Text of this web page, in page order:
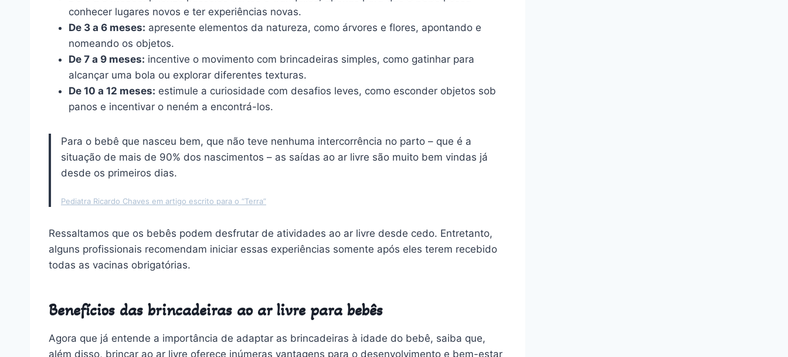
conhecer lugares novos e ter experiências novas.
De 3 a 6 meses: apresente elementos da natureza, como árvores e flores, apontando e
nomeando os objetos.
De 7 a 9 meses: incentive o movimento com brincadeiras simples, como gatinhar para
alcançar uma bola ou explorar diferentes texturas.
De 10 a 12 meses: estimule a curiosidade com desafios leves, como esconder objetos sob
panos e incentivar o neném a encontrá-los.
Para o bebê que nasceu bem, que não teve nenhuma intercorrência no parto – que é a
situação de mais de 90% dos nascimentos – as saídas ao ar livre são muito bem vindas já
desde os primeiros dias.
Pediatra Ricardo Chaves em artigo escrito para o “Terra”
Ressaltamos que os bebês podem desfrutar de atividades ao ar livre desde cedo. Entretanto,
alguns profissionais recomendam iniciar essas experiências somente após eles terem recebido
todas as vacinas obrigatórias.
Benefícios das brincadeiras ao ar livre para bebês
Agora que já entende a importância de adaptar as brincadeiras à idade do bebê, saiba que,
além disso, brincar ao ar livre oferece inúmeras vantagens para o desenvolvimento e bem-estar